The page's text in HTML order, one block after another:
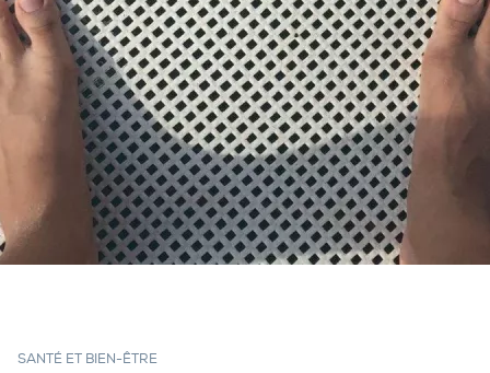
SANTÉ ET BIEN-ÊTRE